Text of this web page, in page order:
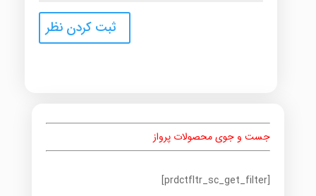
جست و جوی محصولات پرواز
[prdctfltr_sc_get_filter]